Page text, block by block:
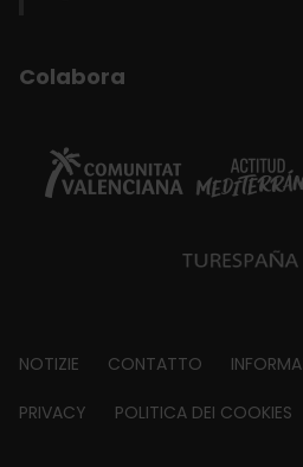
Colabora
Footer
about
NOTIZIE CONTATTO
PRIVACY POLITICA DEI COOKIES